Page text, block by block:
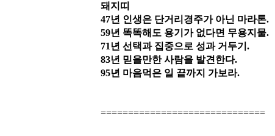
돼지띠
47년 인생은 단거리경주가 아닌 마라톤.
59년 똑똑해도 용기가 없다면 무용지물.
71 년 선택과 집중으로 성과 거두기 .
83년 믿을만한 사람을 발견한다.
95년 마음먹은 일 끝까지 가보라.
==============================